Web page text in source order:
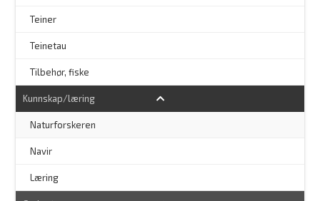
Teiner
Teinetau
Tilbehør, fiske
Kunnskap/læring
Naturforskeren
Navir
Læring